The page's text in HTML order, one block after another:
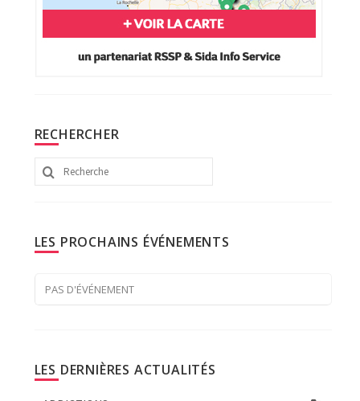
RECHERCHER
Rechercher
:
LES PROCHAINS ÉVÉNEMENTS
PAS D'ÉVÉNEMENT
LES DERNIÈRES ACTUALITÉS